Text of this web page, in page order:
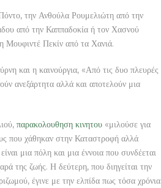
την Ανθούλα Ρουμελιώτη από την
από την Καππαδοκία ή τον Χασνού
Μουφιντέ Πεκίν από τα Χανιά.
και η καινούργια, «Από τις δυο πλευρές
ανεξάρτητα αλλά και αποτελούν μια
παρακολουθηση κινητου «μιλούσε για
που χάθηκαν στην Καταστροφή αλλά
μια πόλη και μια έννοια που συνδέεται
της ζωής. Η δεύτερη, που διηγείται την
έγινε με την ελπίδα πως τόσα χρόνια